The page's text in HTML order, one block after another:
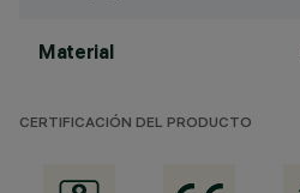
Material
CERTIFICACIÓN DEL PRODUCTO